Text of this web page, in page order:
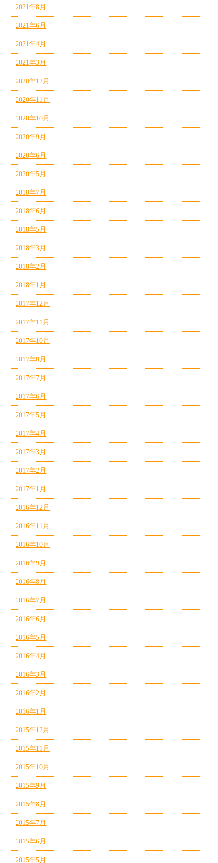
2021年8月
2021年6月
2021年4月
2021年3月
2020年12月
2020年11月
2020年10月
2020年9月
2020年6月
2020年5月
2018年7月
2018年6月
2018年5月
2018年3月
2018年2月
2018年1月
2017年12月
2017年11月
2017年10月
2017年8月
2017年7月
2017年6月
2017年5月
2017年4月
2017年3月
2017年2月
2017年1月
2016年12月
2016年11月
2016年10月
2016年9月
2016年8月
2016年7月
2016年6月
2016年5月
2016年4月
2016年3月
2016年2月
2016年1月
2015年12月
2015年11月
2015年10月
2015年9月
2015年8月
2015年7月
2015年6月
2015年5月